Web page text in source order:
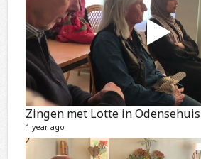
Zingen met Lotte in
1 year ago